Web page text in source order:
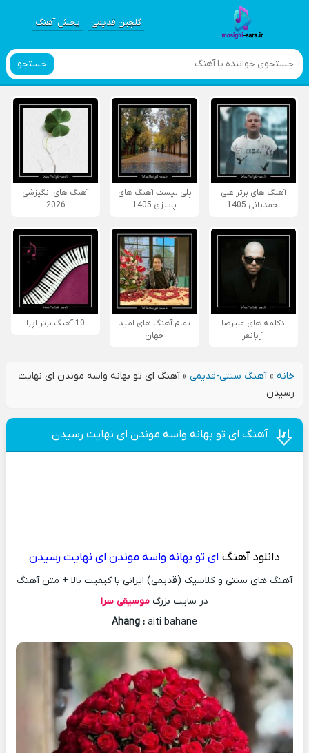
گلچین قدیمی پخش آهنگ
جستجو
آهنگ های برتر علی
احمدیانی 1405
پلی لیست آهنگ های
پاییزی 1405
آهنگ های انگیزشی
2026
دکلمه های علیرضا
آریانفر
تمام آهنگ های امید
جهان
10 آهنگ برتر اپرا
خانه»آهنگ سنتی-قدیمی»آهنگ ای تو بهانه واسه موندن ای نهایت
رسیدن
آهنگ ای تو بهانه واسه موندن ای نهایت رسیدن
دانلود آهنگ ای تو بهانه واسه موندن ای نهایت رسیدن
آهنگ های سنتی و کلاسیک (قدیمی) ایرانی با کیفیت بالا + متن آهنگ
در سایت بزرگ موسیقی سرا
Ahang : aiti bahane